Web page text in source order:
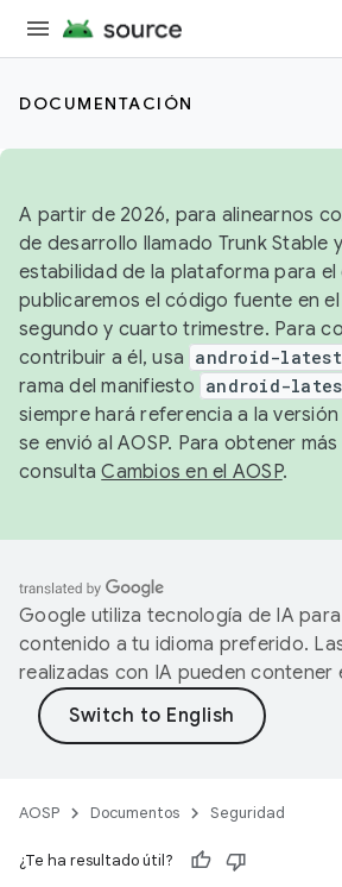
DOCUMENTACIÓN
A partir de 2026, para alinearnos
de desarrollo llamado Trunk Stable
estabilidad de la plataforma para el
publicaremos el código fuente en el
segundo y cuarto trimestre. Para
contribuir a él, usa android-
rama del manifiesto android-
siempre hará referencia a la
se envió al AOSP. Para obtener
consultaCambios en el AOSP.
Google utiliza tecnología de IA
contenido a tu idioma preferido.
realizadas con IA pueden contener
AOSP Documentos Seguridad
¿Te ha resultado útil?